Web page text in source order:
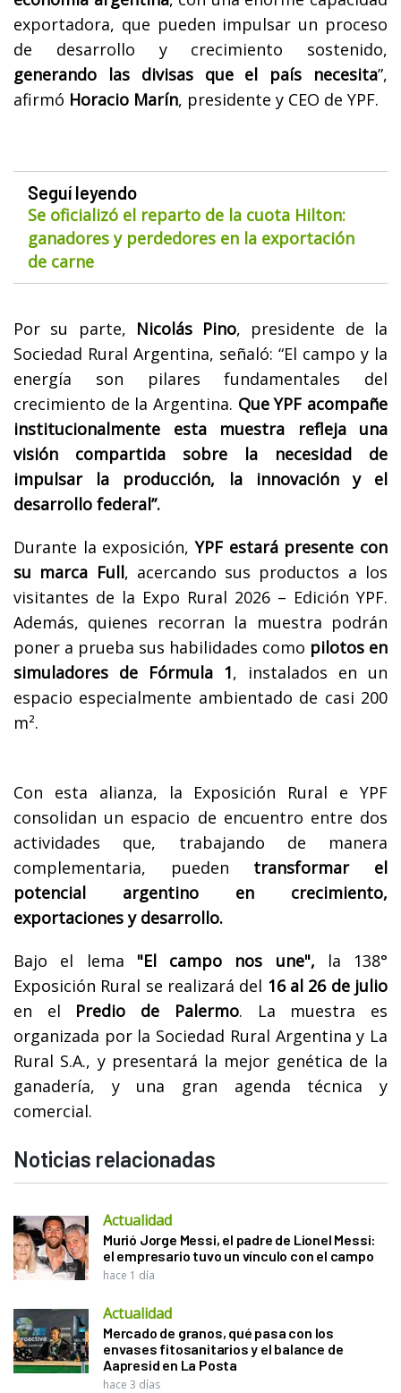
exportadora, que pueden impulsar un proceso
de desarrollo y crecimiento sostenido,
generando las divisas que el país necesita”,
afirmó Horacio Marín, presidente y CEO de YPF.
Seguí leyendo
Se oficializó el reparto de la cuota Hilton:
ganadores y perdedores en la exportación
de carne
Por su parte, Nicolás Pino, presidente de la
Sociedad Rural Argentina, señaló: “El campo y la
energía son pilares fundamentales del
crecimiento de la Argentina. Que YPF acompañe
institucionalmente esta muestra refleja una
visión compartida sobre la necesidad de
impulsar la producción, la innovación y el
desarrollo federal”.
Durante la exposición,YPF estará presente con
su marca Full, acercando sus productos a los
visitantes de la Expo Rural 2026 – Edición YPF.
Además, quienes recorran la muestra podrán
poner a prueba sus habilidades como pilotos en
simuladores de Fórmula 1, instalados en un
espacio especialmente ambientado de casi 200
m².
Con esta alianza, la Exposición Rural e YPF
consolidan un espacio de encuentro entre dos
actividades que, trabajando de manera
complementaria, pueden transformar el
potencial argentino en crecimiento,
exportaciones y desarrollo.
Bajo el lema "El campo nos une", la 138°
Exposición Rural se realizará del 16 al 26 de julio
en el Predio de Palermo. La muestra es
organizada por la Sociedad Rural Argentina y La
Rural S.A., y presentará la mejor genética de la
ganadería, y una gran agenda técnica y
comercial.
Noticias relacionadas
Actualidad
Murió Jorge Messi, el padre de Lionel Messi:
el empresario tuvo un vínculo con el campo
hace 1 día
Actualidad
Mercado de granos, qué pasa con los
envases fitosanitarios y el balance de
Aapresid en La Posta
hace 3 días